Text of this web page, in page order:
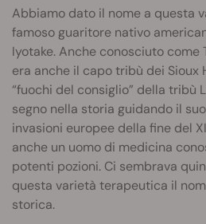
Abbiamo dato il nome a questa
famoso guaritore nativo
Iyotake. Anche conosciuto come
era anche il capo tribù dei Sioux
“fuochi del consiglio” della tribù
segno nella storia guidando il
invasioni europee della fine del
anche un uomo di medicina
potenti pozioni. Ci sembrava
questa varietà terapeutica il
storica.